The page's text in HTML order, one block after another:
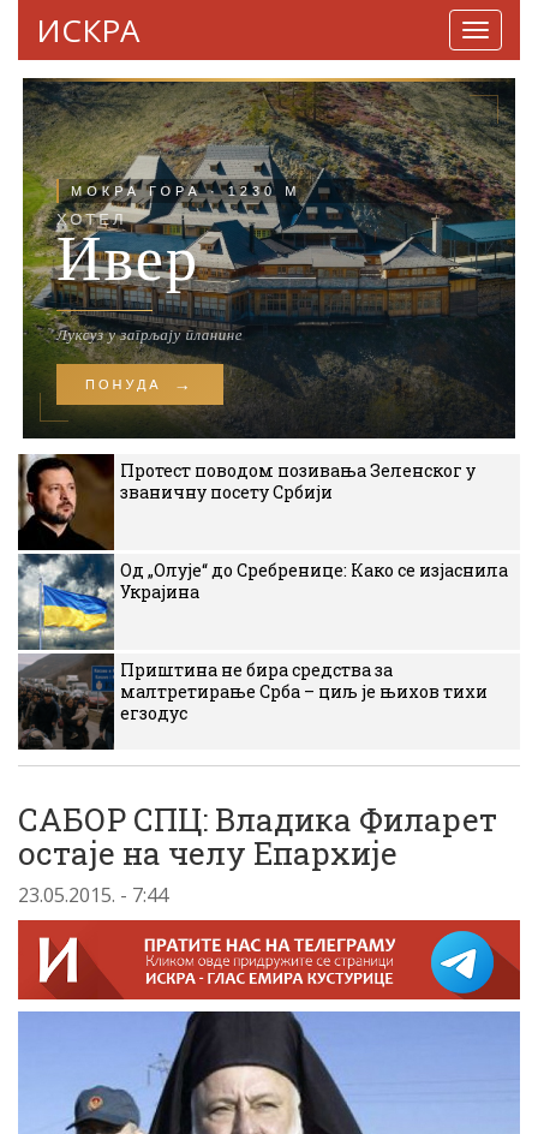
ИСКРА
Протест поводом позивања Зеленског у
званичну посету Србији
Од „Олује“ до Сребренице: Како се изјаснила
Украјина
Приштина не бира средства за
малтретирање Срба – циљ је њихов тихи
егзодус
САБОР СПЦ: Владика Филарет
остаје на челу Епархије
23.05.2015. - 7:44